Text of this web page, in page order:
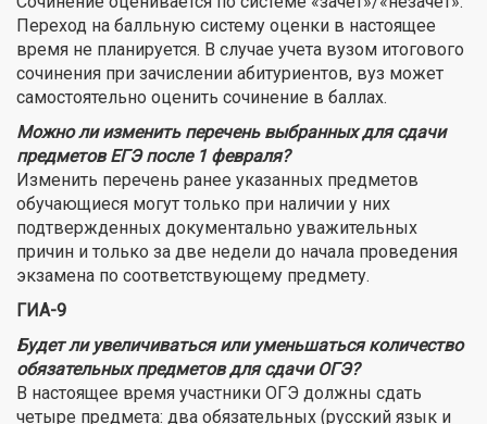
Переход на балльную систему оценки в настоящее
время не планируется. В случае учета вузом итогового
сочинения при зачислении абитуриентов, вуз может
самостоятельно оценить сочинение в баллах.
Можно ли изменить перечень выбранных для сдачи
предметов ЕГЭ после 1 февраля?
Изменить перечень ранее указанных предметов
обучающиеся могут только при наличии у них
подтвержденных документально уважительных
причин и только за две недели до начала проведения
экзамена по соответствующему предмету.
ГИА-9
Будет ли увеличиваться или уменьшаться количество
обязательных предметов для сдачи ОГЭ?
В настоящее время участники ОГЭ должны сдать
четыре предмета: два обязательных (русский язык и